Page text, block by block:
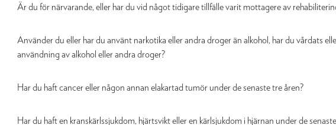
Är du för närvarande, eller har du vid något tidigare tillfälle varit mottagere av
Använder du eller har du använt narkotika eller andra droger än alkohol, har du vårdats
användning av alkohol eller andra droger?
Har du haft cancer eller någon annan elakartad tumör under de senaste tre åren?
Har du haft en kranskärlssjukdom, hjärtsvikt eller en kärlsjukdom i hjärnan under de